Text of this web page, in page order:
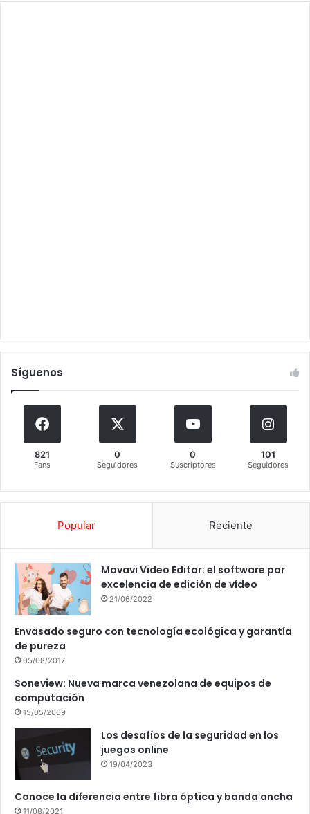
Síguenos
821
Fans
0
Seguidores
0
Suscriptores
101
Seguidores
Popular Reciente
Movavi Video Editor: el software por
excelencia de edición de vídeo
21/06/2022
Envasado seguro con tecnología ecológica y garantía
de pureza
05/08/2017
Soneview: Nueva marca venezolana de equipos de
computación
15/05/2009
Los desafíos de la seguridad en los
juegos online
19/04/2023
Conoce la diferencia entre fibra óptica y banda ancha
11/08/2021